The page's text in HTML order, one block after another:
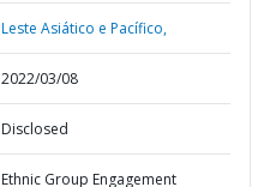
Leste Asiático e Pacífico,
2022/03/08
Disclosed
Ethnic Group Engagement